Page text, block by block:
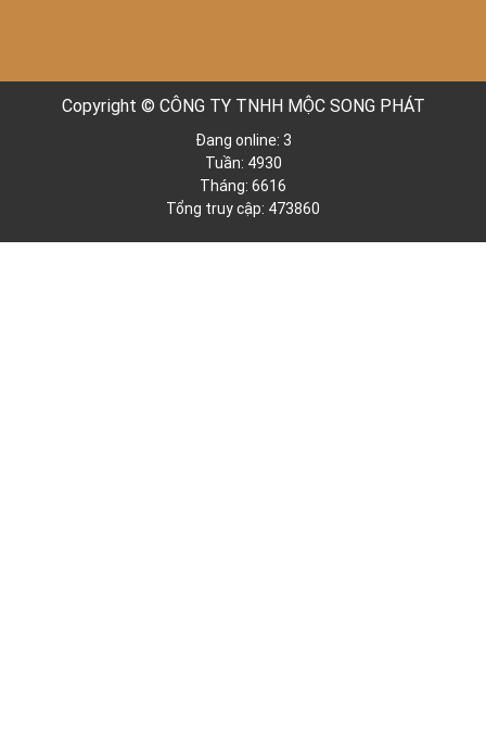
Copyright © CÔNG TY TNHH MỘC SONG PHÁT
Đang online: 3
Tuần: 4930
Tháng: 6616
Tổng truy cập: 473860